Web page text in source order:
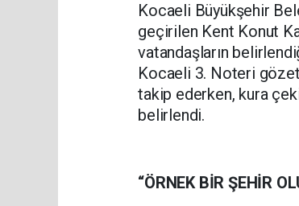
Kocaeli Büyükşehir
geçirilen Kent Konut
vatandaşların
Kocaeli 3. Noteri
takip ederken, kura
belirlendi.
“ÖRNEK BİR ŞEHİR